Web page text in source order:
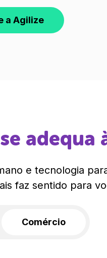
a Agilize
adequa
e tecnologia
faz sentido para
Comércio